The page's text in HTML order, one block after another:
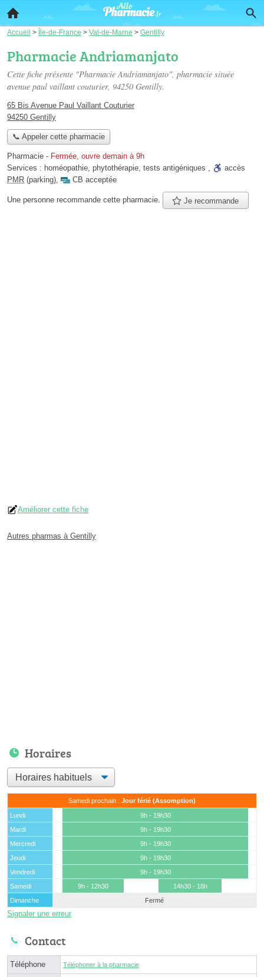
Accueil > Île-de-France > Val-de-Marne > Gentilly
Pharmacie Andriamanjato
Cette fiche présente "Pharmacie Andriamanjato", pharmacie située
avenue paul vaillant couturier, 94250 Gentilly.
65 Bis Avenue Paul Vaillant Couturier
94250 Gentilly
📞 Appeler cette pharmacie
Pharmacie - Fermée, ouvre demain à 9h
Services : homéopathie, phytothérapie, tests antigéniques ,
accès
PMR (parking), CB acceptée
Une personne recommande cette pharmacie. Je recommande
Améliorer cette fiche
Autres pharmas à Gentilly
Horaires
Samedi prochain : Jour férié (Assomption)
Lundi
9h - 19h30
Mardi
9h - 19h30
Mercredi
9h - 19h30
Jeudi
9h - 19h30
Vendredi
9h - 19h30
Samedi
9h - 12h30
14h30 - 18h
Dimanche
Fermé
Signaler une erreur
Contact
Téléphone Téléphoner à la pharmacie